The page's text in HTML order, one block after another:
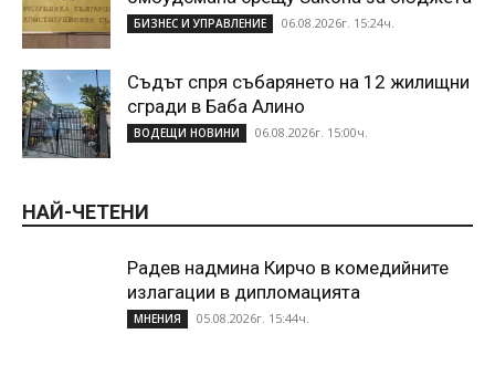
БИЗНЕС И УПРАВЛЕНИЕ 06.08.2026г. 15:24ч.
Съдът спря събарянето на 12 жилищни
сгради в Баба Алино
ВОДЕЩИ НОВИНИ 06.08.2026г. 15:00ч.
НАЙ-ЧЕТЕНИ
Радев надмина Кирчо в комедийните
излагации в дипломацията
МНЕНИЯ 05.08.2026г. 15:44ч.